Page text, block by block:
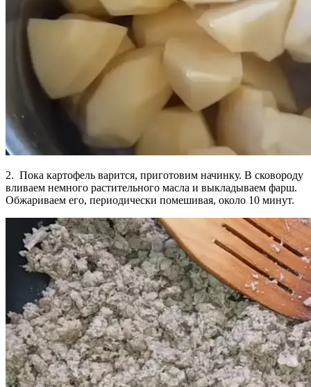
2. Пока картофель варится, приготовим начинку. В сковороду
вливаем немного растительного масла и выкладываем фарш.
Обжариваем его, периодически помешивая, около 10 минут.